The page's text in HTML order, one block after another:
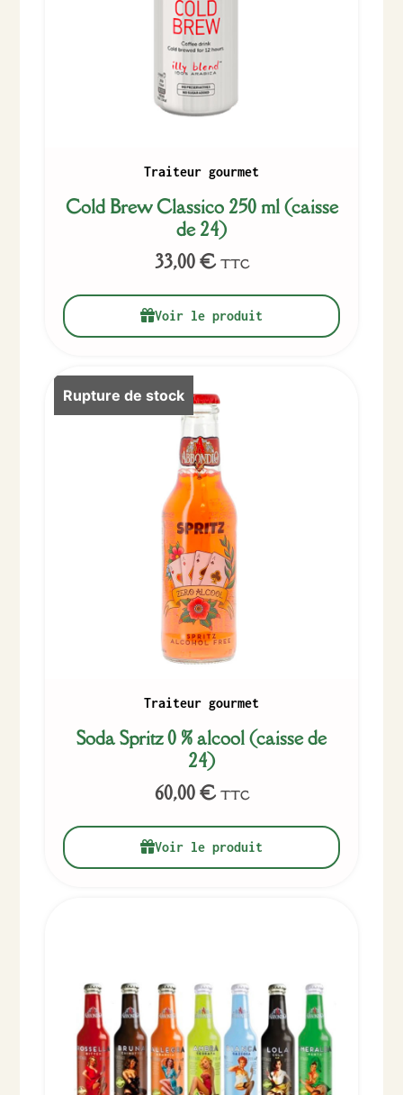
Traiteur gourmet
Cold Brew Classico 250 ml (caisse
de 24)
33,00€ TTC
Voir le produit
Rupture de stock
Traiteur gourmet
Soda Spritz 0 % alcool (caisse de
24)
60,00€ TTC
Voir le produit